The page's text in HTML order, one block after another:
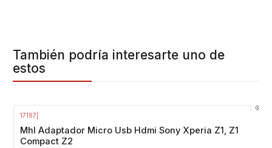
También podría interesarte uno de
estos
17187
Mhl Adaptador Micro Usb Hdmi Sony Xperia Z1, Z1
Compact Z2